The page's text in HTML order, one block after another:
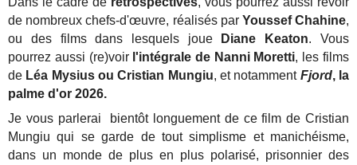
de nombreux chefs-d'œuvre, réalisés par Youssef Chahine,
ou des films dans lesquels joue
Diane Keaton. Vous
pourrez aussi (re)voir l'intégrale de Nanni Moretti, les films
de Léa Mysius ou Cristian Mungiu, et notamment Fjord, la
palme d'or 2026.
Je vous parlerai bientôt longuement de ce film de Cristian
Mungiu qui se garde de tout simplisme et manichéisme,
dans un monde de plus en plus polarisé, prisonnier des